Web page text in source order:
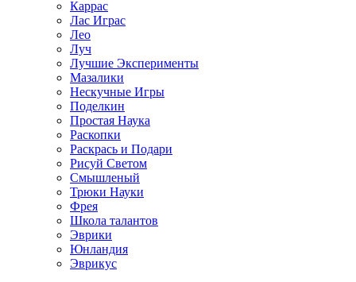
Каррас
Лас Играс
Лео
Луч
Лучшие Эксперименты
Мазалики
Нескучные Игры
Поделкин
Простая Наука
Раскопки
Раскрась и Подари
Рисуй Светом
Смышленый
Трюки Науки
Фрея
Школа талантов
Эврики
Юнландия
Эврикус